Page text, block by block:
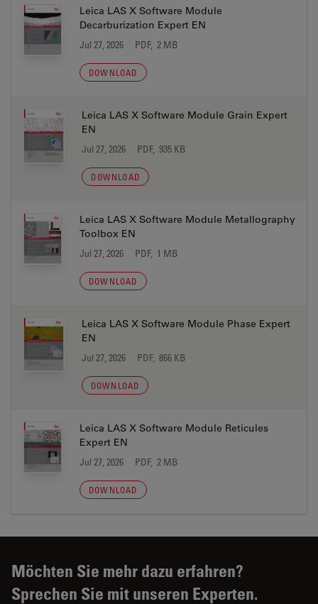
Leica LAS X Software Module
Decarburization Expert EN
Jul 27, 2026 PDF, 2 MB
DOWNLOAD
Leica LAS X Software Module Grain Expert
EN
Jul 27, 2026 PDF, 935 KB
DOWNLOAD
Leica LAS X Software Module Metallography
Toolbox EN
Jul 27, 2026 PDF, 1 MB
DOWNLOAD
Leica LAS X Software Module Phase Expert
EN
Jul 27, 2026 PDF, 866 KB
DOWNLOAD
Leica LAS X Software Module Reticules
Expert EN
Jul 27, 2026 PDF, 2 MB
DOWNLOAD
Möchten Sie mehr dazu erfahren?
Sprechen Sie mit unseren Experten.